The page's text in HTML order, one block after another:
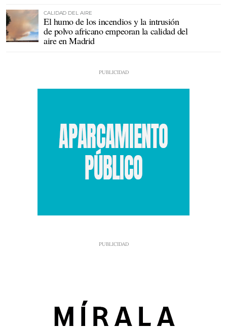
CALIDAD DEL AIRE
El humo de los incendios y la intrusión
de polvo africano empeoran la calidad del
aire en Madrid